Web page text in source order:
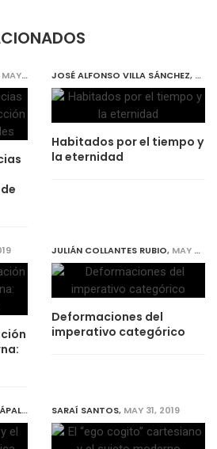
MAY 31, 2019 JOSÉ ALFONSO VILLA SÁNCHEZ, MAY
Habitados por el tiempo y
la eternidad
JULIÁN COLLANTES RUBIO, MAY 31, 2019
Deformaciones del
imperativo categórico
MARÍA ELIZABETH AQUINO RÁPALO MAY 31, 2019
SARAÍ SANTOS, MAY 31, 2019